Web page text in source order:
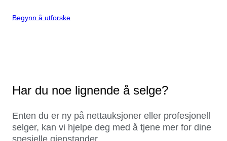
Begynn å utforske
Har du noe lignende å selge?
Enten du er ny på nettauksjoner eller profesjonell
selger, kan vi hjelpe deg med å tjene mer for dine
spesielle gjenstander.